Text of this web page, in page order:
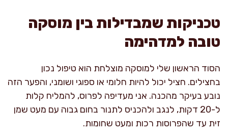
טכניקות שמבדילות בין מוסקה
טובה למדהימה
הסוד הראשון שלי למוסקה מוצלחת הוא טיפול נכון
בחצילים. חציל יכול להיות חלומי או ספוגי ושומני, והפער הזה
נובע בעיקר מהכנה. אני מעדיפה לפרוס, להמליח קלות
ל-20 דקות, לנגב ולהכניס לתנור בחום גבוה עם מעט שמן
זית עד שהפרוסות רכות ומעט שחומות.